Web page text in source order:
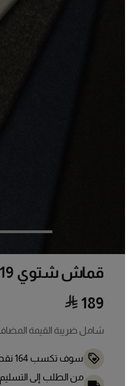
قماش شتوي 619
189
شامل ضريبة القيمة المضافة
سوف تكسب164 نقطة
من الطلب إلى